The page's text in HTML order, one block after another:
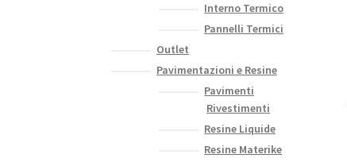
Interno Termico
Pannelli Termici
Outlet
Pavimentazioni e Resine
Pavimenti
Rivestimenti
Resine Liquide
Resine Materike